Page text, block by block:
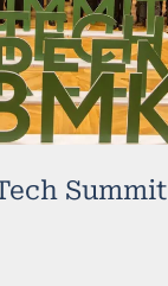
Summit